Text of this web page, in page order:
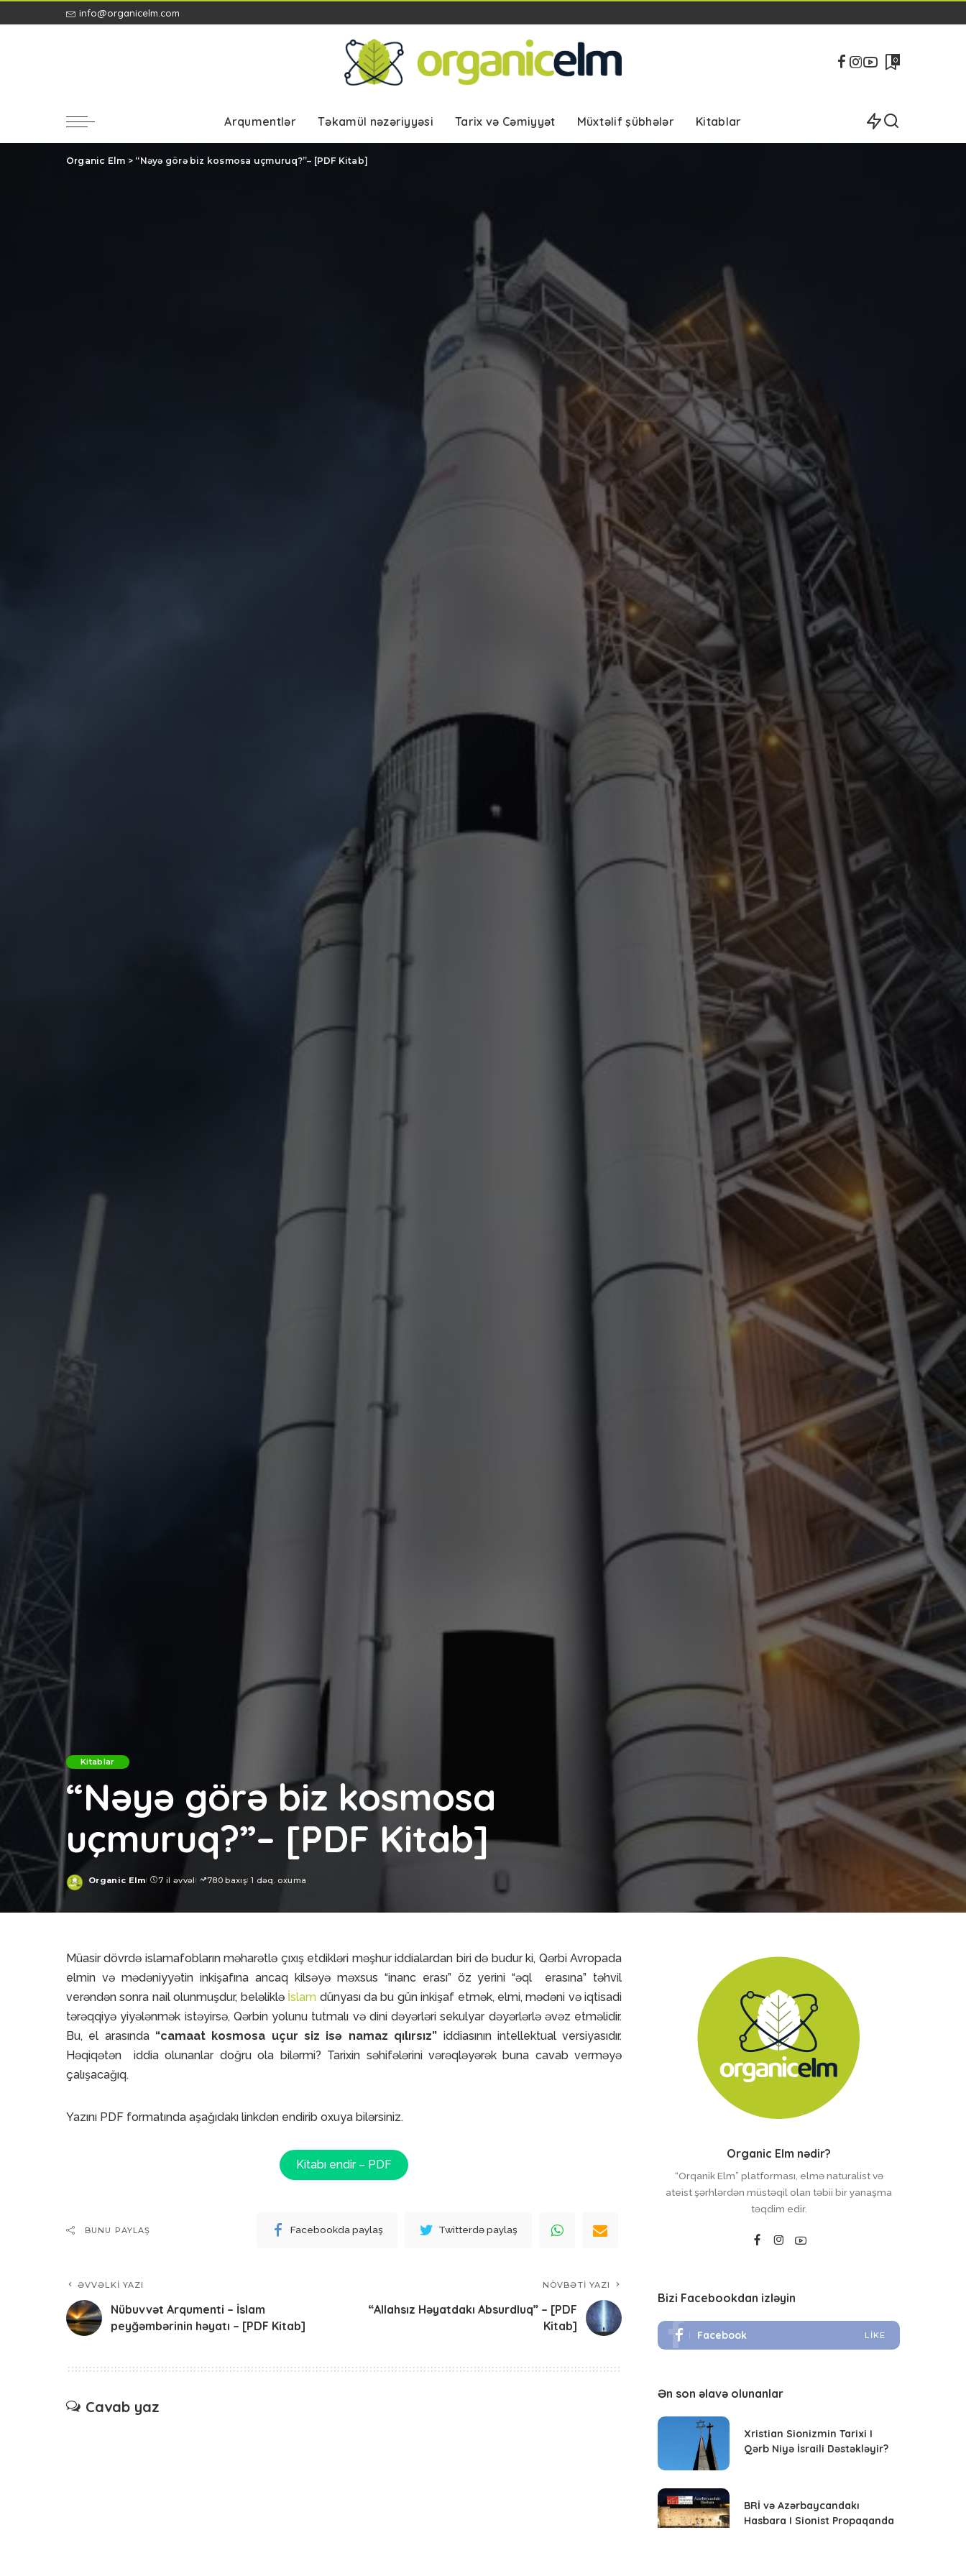
info@organicelm.com
0
Arqumentlər Təkamül nəzəriyyəsi Tarix və Cəmiyyət Müxtəlif şübhələr Kitablar
Organic Elm > “Nəyə görə biz kosmosa uçmuruq?”– [PDF Kitab]
Kitablar
“Nəyə görə biz kosmosa
uçmuruq?”– [PDF Kitab]
Posted
Organic Elm 7 il əvvəl 780 baxış 1 dəq. oxuma
Müasir dövrdə islamafobların məharətlə çıxış etdikləri məşhur iddialardan biri də budur ki, Qərbi Avropada
elmin və mədəniyyətin inkişafına ancaq kilsəyə məxsus “inanc erası” öz yerini “əql erasına” təhvil
verəndən sonra nail olunmuşdur, beləliklə İslam dünyası da bu gün inkişaf etmək, elmi, mədəni və iqtisadi
tərəqqiyə yiyələnmək istəyirsə, Qərbin yolunu tutmalı və dini dəyərləri sekulyar dəyərlərlə əvəz etməlidir.
Bu, el arasında“camaat kosmosa uçur siz isə namaz qılırsız” iddiasının intellektual versiyasıdır.
Həqiqətən iddia olunanlar doğru ola bilərmi? Tarixin səhifələrini vərəqləyərək buna cavab verməyə
çalışacağıq.
Yazını PDF formatında aşağıdakı linkdən endirib oxuya bilərsiniz.
Kitabı endir – PDF
BUNU PAYLAŞ Facebookda paylaş Twitterdə paylaş
ƏVVƏLKI YAZI
Nübuvvət Arqumenti – İslam
peyğəmbərinin həyatı – [PDF Kitab]
NÖVBƏTI YAZI
“Allahsız Həyatdakı Absurdluq” – [PDF
Kitab]
Cavab yaz
Organic Elm nədir?
“Orqanik Elm” platforması, elmə naturalist və
ateist şərhlərdən müstəqil olan təbii bir yanaşma
təqdim edir.
Bizi Facebookdan izləyin
Facebook LIKE
Ən son əlavə olunanlar
Xristian Sionizmin Tarixi I
Qərb Niyə İsraili Dəstəkləyir?
BRİ və Azərbaycandakı
Hasbara I Sionist Propaqanda